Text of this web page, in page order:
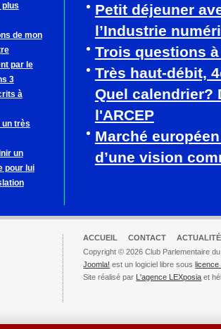
de mon
par le
3
à
un très
un
pour lui
Petit déjeuner
l’Industrie
Trois questions
Très haut-débit,
Quel calendrier?
l'ARCEP
Marché
d’une vision
ACCUEIL CONTACT
Copyright © 2026 Club Parlementaire
Joomla! est un logiciel libre souslicence
Site réalisé par L'agence LEXposia et